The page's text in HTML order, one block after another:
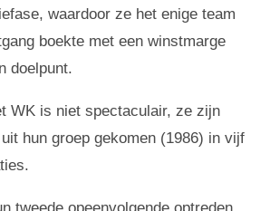
waardoor ze het enige team
boekte met een winstmarge
doelpunt.
WK is niet spectaculair, ze zijn
hun groep gekomen (1986) in vijf